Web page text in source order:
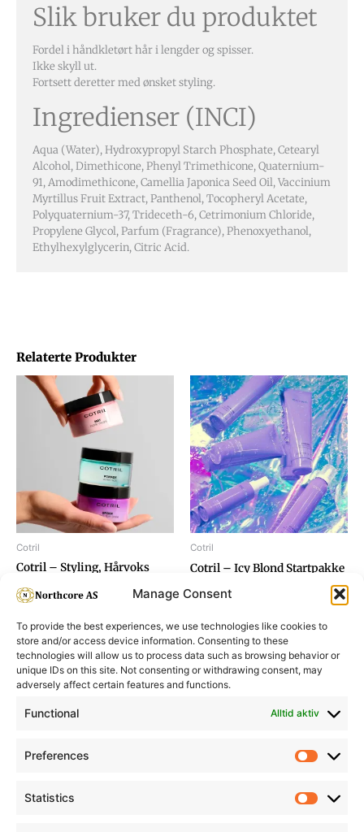
Manage Consent
To provide the best experiences, we use technologies like cookies to
store and/or access device information. Consenting to these
technologies will allow us to process data such as browsing behavior or
unique IDs on this site. Not consenting or withdrawing consent, may
adversely affect certain features and functions.
Functional Alltid aktiv
Preferences
Statistics
Relaterte Produkter
Cotril
Cotril – Styling, Hårvoks
Testpakke
Cotril
Cotril – Icy Blond Startpakke
Slik bruker du produktet
Fordel i håndkletørt hår i lengder og spisser.
Ikke skyll ut.
Fortsett deretter med ønsket styling.
Ingredienser (INCI)
Aqua (Water), Hydroxypropyl Starch Phosphate, Cetearyl
Alcohol, Dimethicone, Phenyl Trimethicone, Quaternium-
91, Amodimethicone, Camellia Japonica Seed Oil, Vaccinium
Myrtillus Fruit Extract, Panthenol, Tocopheryl Acetate,
Polyquaternium-37, Trideceth-6, Cetrimonium Chloride,
Propylene Glycol, Parfum (Fragrance), Phenoxyethanol,
Ethylhexylglycerin, Citric Acid.
Informasjon